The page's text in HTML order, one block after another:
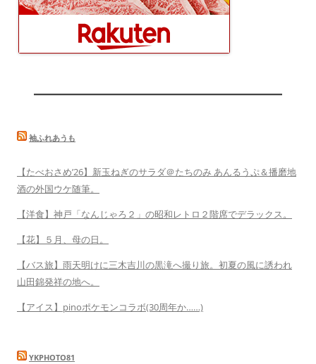
袖ふれあうも
【たべおさめ’26】新玉ねぎのサラダ＠たちのみ あんるうぷ＆播磨地
酒の外国ウケ随筆。
【洋食】神戸「なんじゃろ２」の昭和レトロ２階席でデラックス。
【花】５月、母の日。
【バス旅】雨天明けに三木吉川の黒滝へ撮り旅。初夏の風に誘われ
山田錦発祥の地へ。
【アイス】pinoポケモンコラボ(30周年か……)
YKPHOTO81